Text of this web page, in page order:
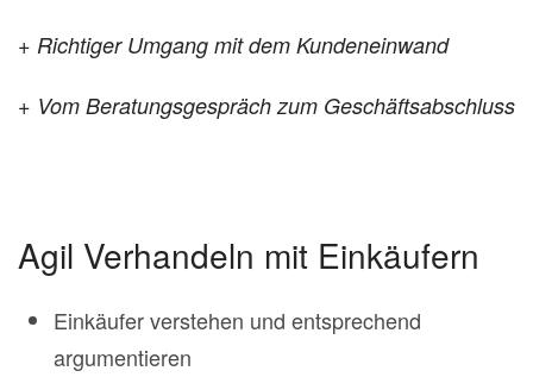
+ Richtiger Umgang mit dem Kundeneinwand
+ Vom Beratungsgespräch zum Geschäftsabschluss
Agil Verhandeln mit Einkäufern
Einkäufer verstehen und entsprechend
argumentieren